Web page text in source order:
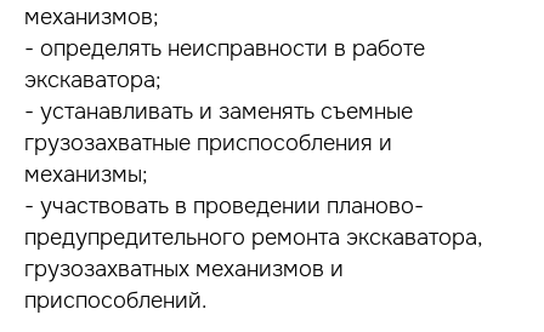
механизмов;
- определять неисправности в работе
экскаватора;
- устанавливать и заменять съемные
грузозахватные приспособления и
механизмы;
- участвовать в проведении планово-
предупредительного ремонта экскаватора,
грузозахватных механизмов и
приспособлений.